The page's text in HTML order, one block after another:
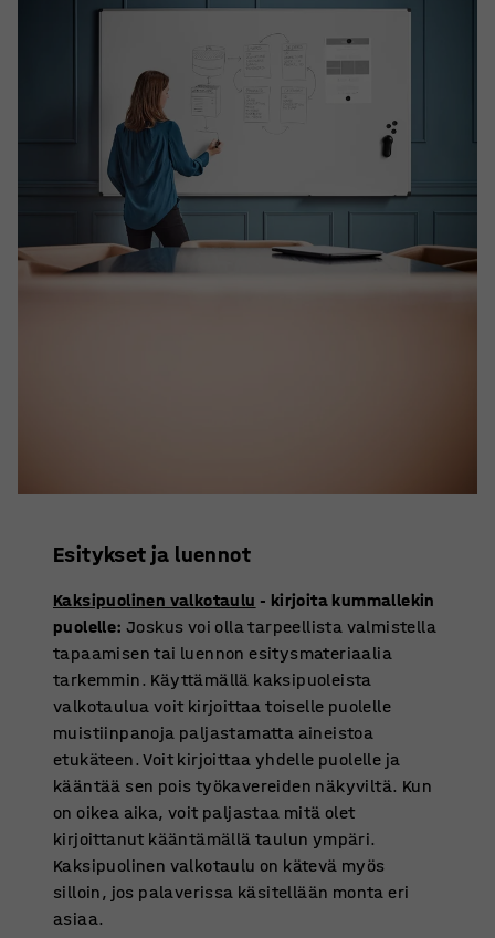
Esitykset ja luennot
Kaksipuolinen valkotaulu - kirjoita kummallekin
puolelle: Joskus voi olla tarpeellista valmistella
tapaamisen tai luennon esitysmateriaalia
tarkemmin. Käyttämällä kaksipuoleista
valkotaulua voit kirjoittaa toiselle puolelle
muistiinpanoja paljastamatta aineistoa
etukäteen. Voit kirjoittaa yhdelle puolelle ja
kääntää sen pois työkavereiden näkyviltä. Kun
on oikea aika, voit paljastaa mitä olet
kirjoittanut kääntämällä taulun ympäri.
Kaksipuolinen valkotaulu on kätevä myös
silloin, jos palaverissa käsitellään monta eri
asiaa.